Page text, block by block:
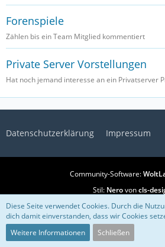
Forenspiele
Zählen bis ein Team Mitglied kommentiert
Private Server Vorstellungen
Datenschutzerklärung Impressum
Community-Software:
Stil: Nerovoncls-
Diese Seite verwendet Cookies. Durch die
dich damit einverstanden, dass wir Cookies
Weitere Informationen
Schließen